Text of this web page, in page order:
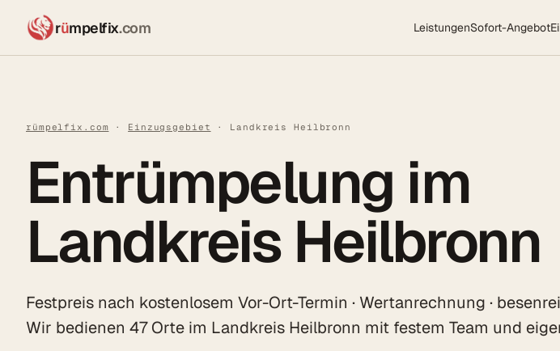
rümpelfix.com LeistungenSofort-Angebot
rümpelfix.com · Einzugsgebiet · Landkreis Heilbronn
Entrümpelung im
Landkreis Heilbronn
Festpreis nach kostenlosem Vor-Ort-Termin · Wertanrechnung ·
Wir bedienen 47 Orte im Landkreis Heilbronn mit festem Team und